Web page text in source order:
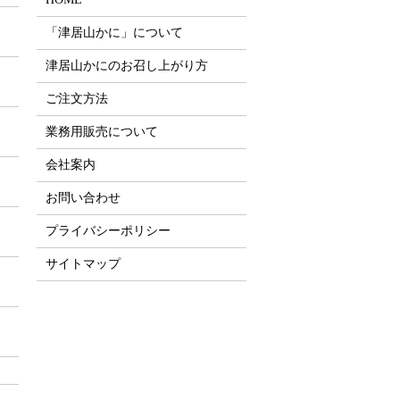
「津居山かに」について
津居山かにのお召し上がり方
ご注文方法
業務用販売について
会社案内
お問い合わせ
プライバシーポリシー
サイトマップ